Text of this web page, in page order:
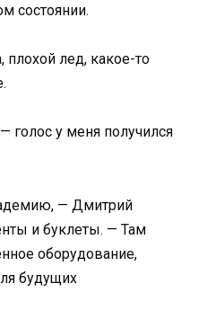
состоянии.
плохой лед, какое-то
голос у меня получился
— Дмитрий
и буклеты. — Там
оборудование,
будущих